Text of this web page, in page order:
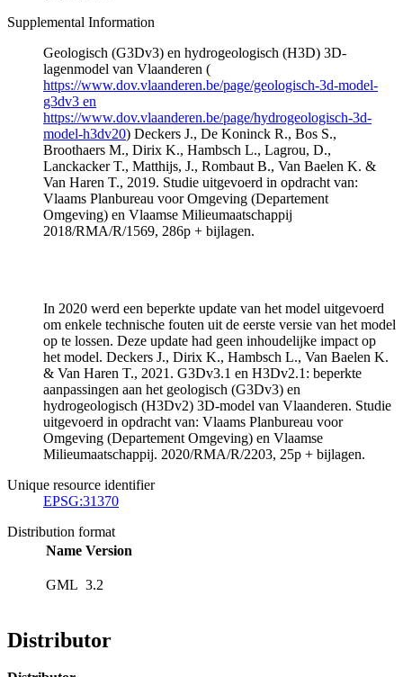
Supplemental Information
Geologisch (G3Dv3) en hydrogeologisch (H3D) 3D-
lagenmodel van Vlaanderen (
https://www.dov.vlaanderen.be/page/geologisch-3d-model-
g3dv3 en
https://www.dov.vlaanderen.be/page/hydrogeologisch-3d-
model-h3dv20) Deckers J., De Koninck R., Bos S.,
Broothaers M., Dirix K., Hambsch L., Lagrou, D.,
Lanckacker T., Matthijs, J., Rombaut B., Van Baelen K. &
Van Haren T., 2019. Studie uitgevoerd in opdracht van:
Vlaams Planbureau voor Omgeving (Departement
Omgeving) en Vlaamse Milieumaatschappij
2018/RMA/R/1569, 286p + bijlagen.
In 2020 werd een beperkte update van het model uitgevoerd
om enkele technische fouten uit de eerste versie van het model
op te lossen. Deze update had geen inhoudelijke impact op
het model. Deckers J., Dirix K., Hambsch L., Van Baelen K.
& Van Haren T., 2021. G3Dv3.1 en H3Dv2.1: beperkte
aanpassingen aan het geologisch (G3Dv3) en
hydrogeologisch (H3Dv2) 3D-model van Vlaanderen. Studie
uitgevoerd in opdracht van: Vlaams Planbureau voor
Omgeving (Departement Omgeving) en Vlaamse
Milieumaatschappij. 2020/RMA/R/2203, 25p + bijlagen.
Unique resource identifier
EPSG:31370
Distribution format
Name Version
GML 3.2
Distributor